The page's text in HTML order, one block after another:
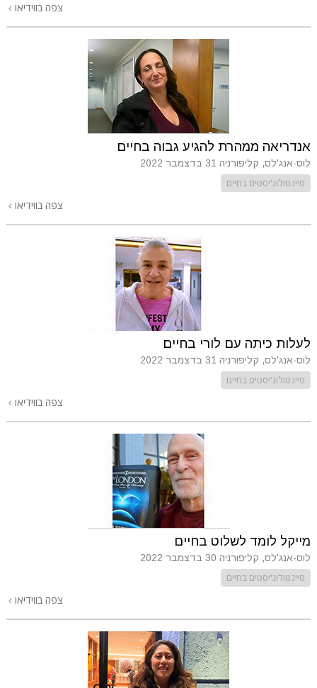
צפה בווידיאו
אנדריאה ממהרת להגיע גבוה בחיים
לוס-אנג'לס, קליפורניה 31 בדצמבר 2022
סיינטולוג'יסטים בחיים
צפה בווידיאו
לעלות כיתה עם לורי בחיים
לוס-אנג'לס, קליפורניה 31 בדצמבר 2022
סיינטולוג'יסטים בחיים
צפה בווידיאו
מייקל לומד לשלוט בחיים
לוס-אנג'לס, קליפורניה 30 בדצמבר 2022
סיינטולוג'יסטים בחיים
צפה בווידיאו